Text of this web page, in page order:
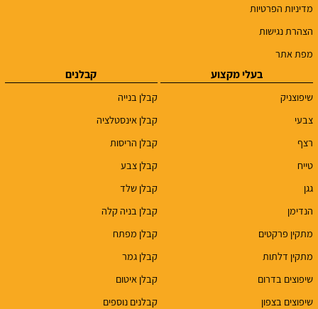
מדיניות הפרטיות
הצהרת נגישות
מפת אתר
בעלי מקצוע
שיפוצניק
צבעי
רצף
טייח
גגן
הנדימן
מתקין פרקטים
מתקין דלתות
שיפוצים בדרום
שיפוצים בצפון
קבלנים
קבלן בנייה
קבלן אינסטלציה
קבלן הריסות
קבלן צבע
קבלן שלד
קבלן בניה קלה
קבלן מפתח
קבלן גמר
קבלן איטום
קבלנים נוספים